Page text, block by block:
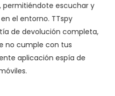
escuchar y
el entorno. TTspy
de devolución completa,
no cumple con tus
aplicación espía de